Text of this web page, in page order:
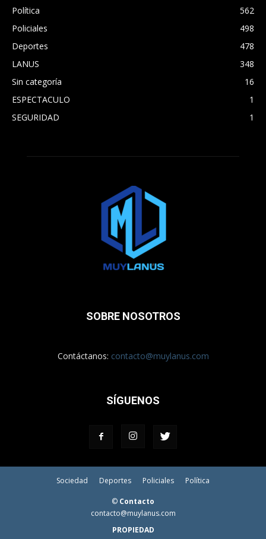
Política
562
Policiales
498
Deportes
478
LANUS
348
Sin categoría
16
ESPECTACULO
1
SEGURIDAD
1
SOBRE NOSOTROS
Contáctanos: contacto@muylanus.com
SÍGUENOS
Sociedad Deportes Policiales Política
© Contacto
contacto@muylanus.com
PROPIEDAD